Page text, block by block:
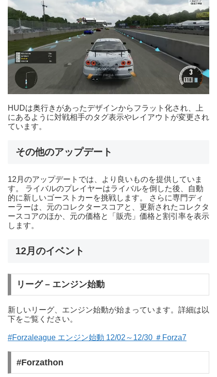
HUDは奥行きがあったデザインからフラット化され、上
にあるように対戦相手のタグ表示やレイアウトが変更され
ています。
その他のアップデート
12月のアップデートでは、より良いものを提供していま
す。 ライバルのプレイヤーはライバルを倒した後、自動
的に新しいゴーストカーを挑戦します。 さらに専門ディ
ーラーは、元のコレクタースコアと、更新されたコレクタ
ースコアのほか、元の価格と「販売」価格と割引率を表示
します。
12月のイベント
リーグ – エンジン始動
新しいリーグ、エンジン始動が始まっています。詳細は以
下をご覧ください。
#Forzaleague エンジン始動 12/02～12/30 ＃Forza7
#Forzathon